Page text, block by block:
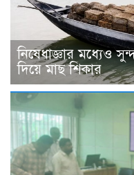
নিষেধাজ্ঞার মধ্যেও
দিয়ে মাছ শিকার